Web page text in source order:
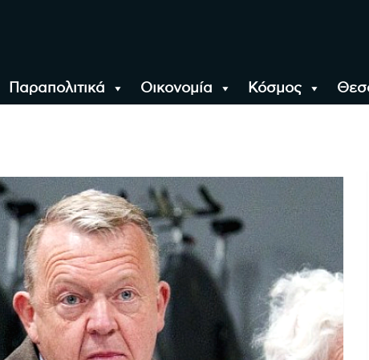
Παραπολιτικά Οικονομία Κόσμος